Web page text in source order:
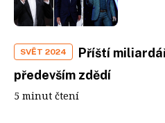
SVĚT 2024
Příští
především zdědí
5 minut čtení